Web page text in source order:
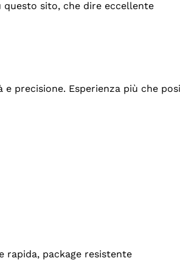
questo sito, che dire eccellente
precisione. Esperienza più che
rapida, package resistente